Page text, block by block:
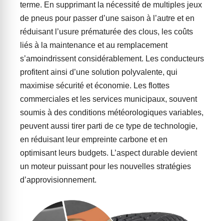
terme. En supprimant la nécessité de multiples jeux
de pneus pour passer d’une saison à l’autre et en
réduisant l’usure prématurée des clous, les coûts
liés à la maintenance et au remplacement
s’amoindrissent considérablement. Les conducteurs
profitent ainsi d’une solution polyvalente, qui
maximise sécurité et économie. Les flottes
commerciales et les services municipaux, souvent
soumis à des conditions météorologiques variables,
peuvent aussi tirer parti de ce type de technologie,
en réduisant leur empreinte carbone et en
optimisant leurs budgets. L’aspect durable devient
un moteur puissant pour les nouvelles stratégies
d’approvisionnement.